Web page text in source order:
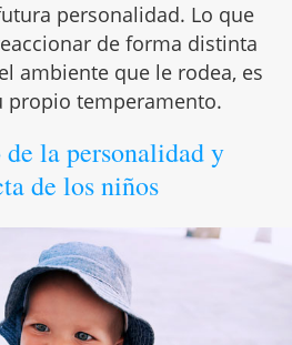
personalidad. Lo que
de forma distinta
ambiente que le rodea, es
propio temperamento.
la personalidad y
de los niños